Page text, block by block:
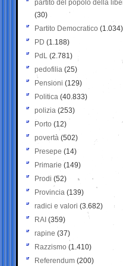
partito del popolo della
(30)
Partito Democratico (1.034)
PD (1.188)
PdL (2.781)
pedofilia (25)
Pensioni (129)
Politica (40.833)
polizia (253)
Porto (12)
povertà (502)
Presepe (14)
Primarie (149)
Prodi (52)
Provincia (139)
radici e valori (3.682)
RAI (359)
rapine (37)
Razzismo (1.410)
Referendum (200)